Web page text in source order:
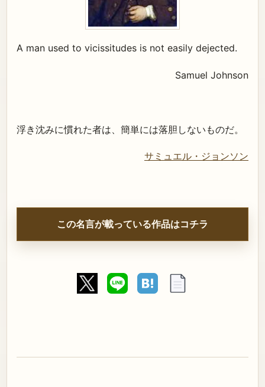
A man used to vicissitudes is not easily dejected.
Samuel Johnson
浮き沈みに慣れた者は、簡単には落胆しないものだ。
サミュエル・ジョンソン
この名言が載っている作品はコチラ